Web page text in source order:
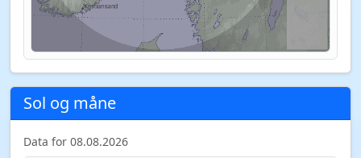
Sol og måne
Data for 08.08.2026